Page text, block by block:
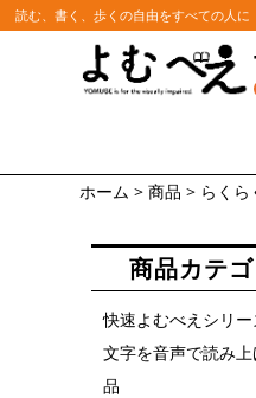
読む、書く、歩くの自由をすべての人
ツ
ホーム >商品 > らくら
商品カテゴ
快速よむべえシリ
文字を音声で読み
品